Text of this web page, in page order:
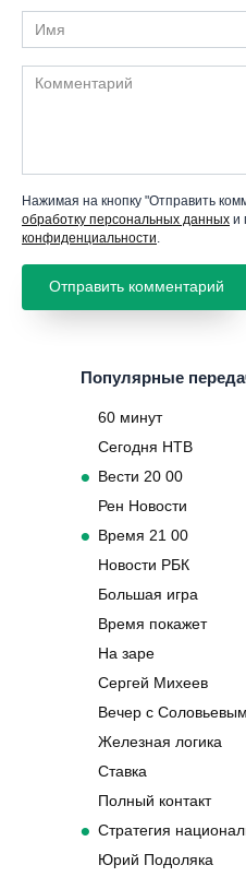
Имя
Комментарий
Нажимая на кнопку "Отправить
обработку персональных данных и
конфиденциальности
Популярные
60 минут
Сегодня НТВ
Вести 20 00
Рен Новости
Время 21 00
Новости РБК
Большая игра
Время покажет
На заре
Сергей Михеев
Вечер с Соловьевым
Железная логика
Ставка
Полный контакт
Стратегия
Юрий Подоляка